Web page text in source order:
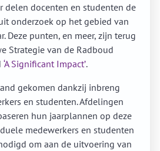
delen docenten en studenten de
onderzoek op het gebied van
Deze punten, en meer, zijn terug
Strategie van de Radboud
‘A Significant Impact’.
gekomen dankzij inbreng
en studenten. Afdelingen
hun jaarplannen op deze
medewerkers en studenten
om aan de uitvoering van